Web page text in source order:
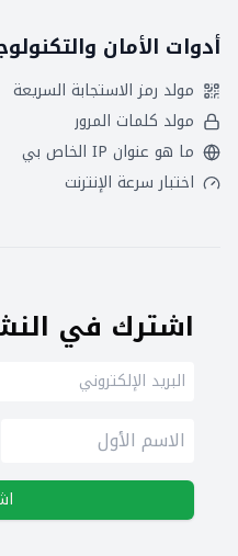
أدوات الأمان
مولد رمز الاستجابة السريعة
مولد كلمات المرور
ما هو عنوان IP الخاص بي
اختبار سرعة الإنترنت
اشترك في